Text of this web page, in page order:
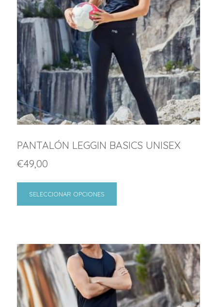
PANTALÓN LEGGIN BASICS UNISEX
€49,00
SELECCIONAR OPCIONES